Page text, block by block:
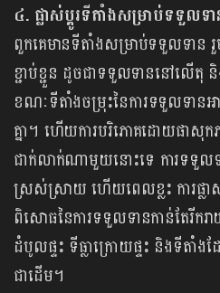
៤. ផ្លាស់ប្តូរទីតាំងសម្រាប់ទទួលទ
ពួកគេមានទីតាំងសម្រាប់ទទួលទាន រួ
ខ្ជាប់ខ្ជួន ដូចជាទទួលទាននៅលើ
ខណៈទីតាំងចម្រុះនៃការទទួលទាន
គ្នា។ ហើយការបរិភោគដោយផាសុក
ជាក់លាក់ណាមួយនោះទេ ការទទួលទ
ស្រស់ស្រាយ ហើយពេលខ្លះ ការផ្លា
ពិសោធនៃការទទួលទានកាន់តែរីក
ដំបូលផ្ទះ ទីធ្លា​ក្រោយ​ផ្ទះ និងទីតាំង
ជាដើម។